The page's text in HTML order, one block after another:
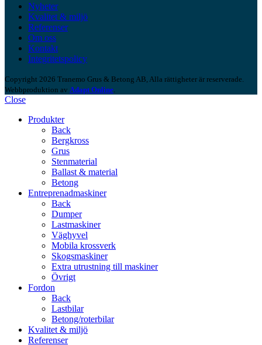
Nyheter
Kvalitet & miljö
Referenser
Om oss
Kontakt
Integritetspolicy
Copyright 2026 Tranemo Grus & Betong AB, Alla rättigheter är reserverade.
Webbproduktion av Adapt Online
Close
Produkter
Back
Bergkross
Grus
Stenmaterial
Ballast & material
Betong
Entreprenadmaskiner
Back
Dumper
Lastmaskiner
Väghyvel
Mobila krossverk
Skogsmaskiner
Extra utrustning till maskiner
Övrigt
Fordon
Back
Lastbilar
Betong/roterbilar
Kvalitet & miljö
Referenser